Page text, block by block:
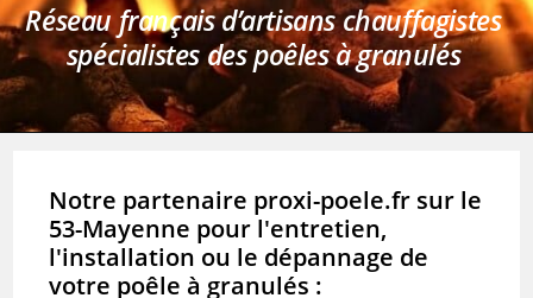
Réseau français d’artisans chauffagistes
spécialistes des poêles à granulés
Notre partenaire proxi-poele.fr sur le
53-Mayenne pour l'entretien,
l'installation ou le dépannage de
votre poêle à granulés :